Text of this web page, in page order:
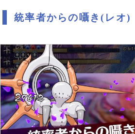
統率者からの囁き(レオ)